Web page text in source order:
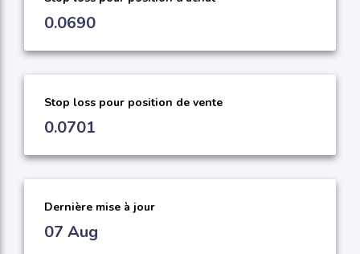
0.0690
Stop loss pour position de vente
0.0701
Dernière mise à jour
07 Aug